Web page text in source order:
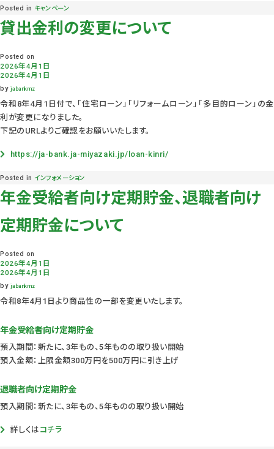
Posted in キャンペーン
貸出金利の変更について
Posted on
2026年4月1日
2026年4月1日
by jabankmz
令和8年4月1日付で、「住宅ローン」「リフォームローン」「多目的ローン」の金
利が変更になりました。
下記のURLよりご確認をお願いいたします。
https://ja-bank.ja-miyazaki.jp/loan-kinri/
Posted inインフォメーション
年金受給者向け定期貯金、退職者向け
定期貯金について
Posted on
2026年4月1日
2026年4月1日
by jabankmz
令和8年4月1日より商品性の一部を変更いたします。
年金受給者向け定期貯金
預入期間：新たに、3年もの、5年ものの取り扱い開始
預入金額：上限金額300万円を500万円に引き上げ
退職者向け定期貯金
預入期間：新たに、3年もの、5年ものの取り扱い開始
詳しくは コチラ